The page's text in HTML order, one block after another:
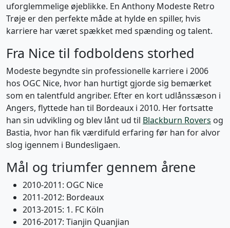
uforglemmelige øjeblikke. En Anthony Modeste Retro
Trøje er den perfekte måde at hylde en spiller, hvis
karriere har været spækket med spænding og talent.
Fra Nice til fodboldens storhed
Modeste begyndte sin professionelle karriere i 2006
hos OGC Nice, hvor han hurtigt gjorde sig bemærket
som en talentfuld angriber. Efter en kort udlånssæson i
Angers, flyttede han til Bordeaux i 2010. Her fortsatte
han sin udvikling og blev lånt ud til Blackburn Rovers og
Bastia, hvor han fik værdifuld erfaring før han for alvor
slog igennem i Bundesligaen.
Mål og triumfer gennem årene
2010-2011: OGC Nice
2011-2012: Bordeaux
2013-2015: 1. FC Köln
2016-2017: Tianjin Quanjian